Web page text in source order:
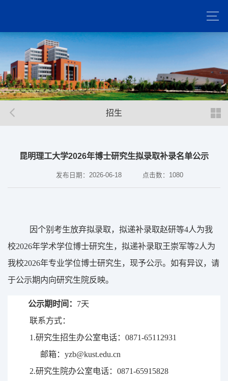
招生
昆明理工大学2026年博士研究生拟录取补录名单公示
发布日期：2026-06-18 点击数： 1080
因个别考生放弃拟录取，拟递补录取赵研等4人为我
校2026年学术学位博士研究生， 拟递补录取王崇军等2人为
我校2026年专业学位博士研究生， 现予公示。如有异议，请
于公示期内向研究生院反映。
公示期时间： 7天
联系方式：
1.研究生招生办公室电话： 0871-65112931
邮箱： yzb@kust.edu.cn
2.研究生院办公室电话： 0871-65915828